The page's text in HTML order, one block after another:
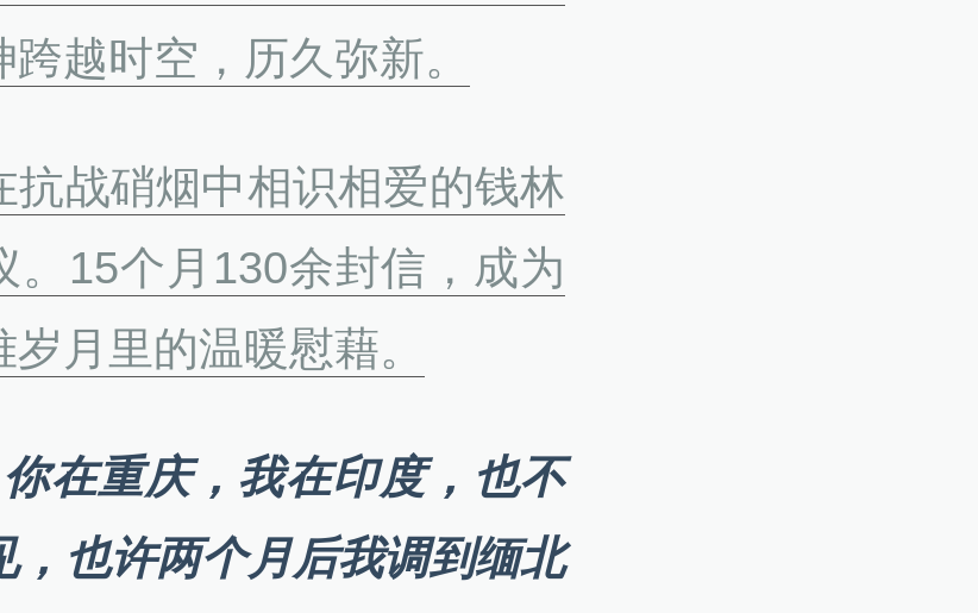
越时空，历久弥新。
抗战硝烟中相识相爱的钱林
。15个月130余封信，成为
月里的温暖慰藉。
在重庆，我在印度，也不
，也许两个月后我调到缅北